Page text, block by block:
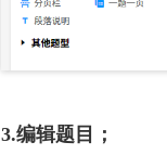
3.编辑题目；